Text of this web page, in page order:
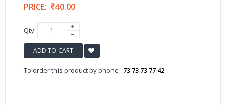
PRICE: 40.00
Qty:
ADD TO CART
To order this product by phone : 73 73 73 77 42